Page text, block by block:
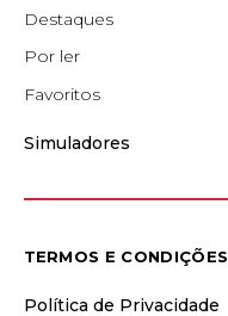
Destaques
Por ler
Favoritos
Simuladores
TERMOS E CONDIÇÕES
Política de Privacidade